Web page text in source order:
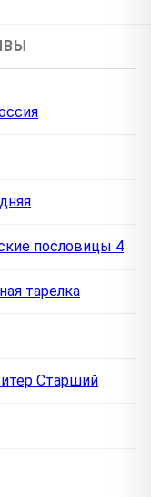
пословицы 4
тарелка
Старший